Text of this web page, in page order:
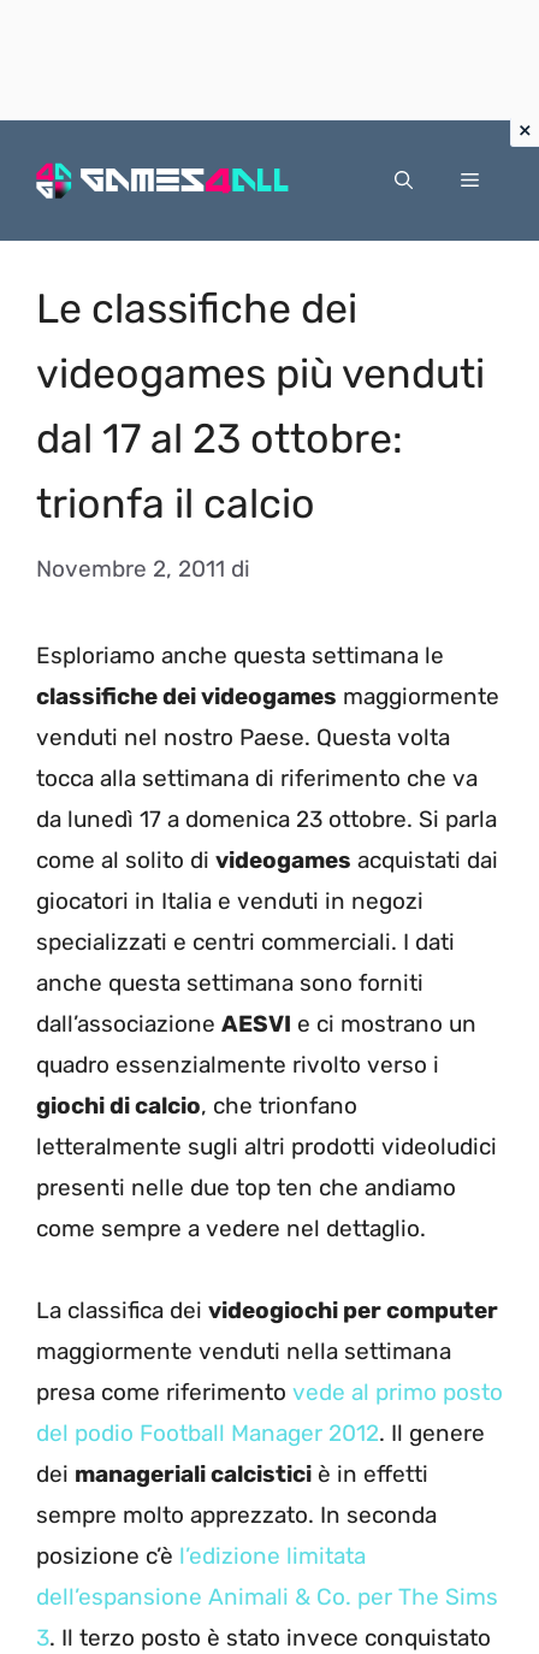
Menu
Le classifiche dei
videogames più venduti
dal 17 al 23 ottobre:
trionfa il calcio
Novembre 2, 2011 di
Esploriamo anche questa settimana le
classifiche dei videogames maggiormente
venduti nel nostro Paese. Questa volta
tocca alla settimana di riferimento che va
da lunedì 17 a domenica 23 ottobre. Si parla
come al solito di videogames acquistati dai
giocatori in Italia e venduti in negozi
specializzati e centri commerciali. I dati
anche questa settimana sono forniti
dall’associazione AESVI e ci mostrano un
quadro essenzialmente rivolto verso i
giochi di calcio, che trionfano
letteralmente sugli altri prodotti videoludici
presenti nelle due top ten che andiamo
come sempre a vedere nel dettaglio.
La classifica dei videogiochi per computer
maggiormente venduti nella settimana
presa come riferimento vede al primo posto
del podio Football Manager 2012. Il genere
dei manageriali calcistici è in effetti
sempre molto apprezzato. In seconda
posizione c’è l’edizione limitata
dell’espansione Animali & Co. per The Sims
3. Il terzo posto è stato invece conquistato